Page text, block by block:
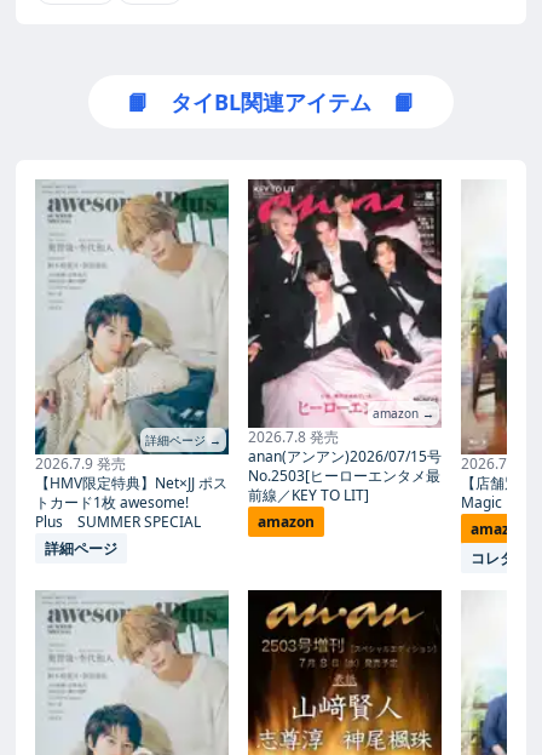
📙 タイBL関連アイテム 📙
詳細ページ →
2026.7.9 発売
【HMV限定特典】Net×JJ ポス
トカード1枚 awesome!
Plus SUMMER SPECIAL
詳細ページ
amazon →
2026.7.8 発売
anan(アンアン)2026/07/15号
No.2503[ヒーローエンタメ最
前線／KEY TO LIT]
amazon
2026.7.27
【店舗別
Magic
amazon
コレタメ